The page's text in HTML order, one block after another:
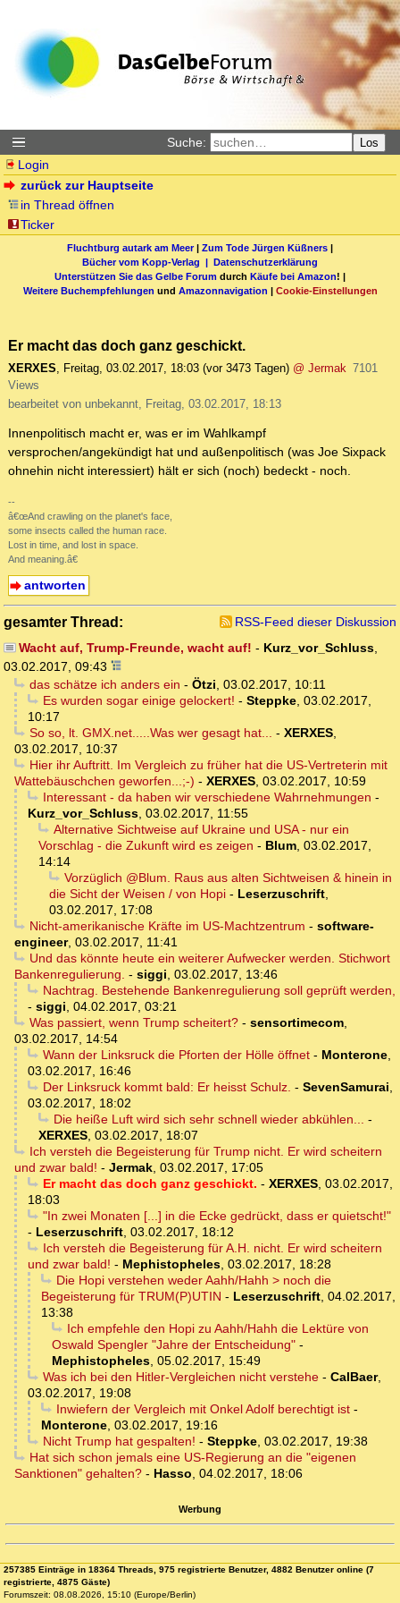
Suche: Los
Login
zurück zur Hauptseite
in Thread öffnen
Ticker
Fluchtburg autark am Meer| Zum Tode Jürgen Küßners |
Bücher vom Kopp-Verlag | Datenschutzerklärung
Unterstützen Sie das Gelbe Forum durch Käufe bei Amazon! |
Weitere Buchempfehlungen und Amazonnavigation | Cookie-Einstellungen
Er macht das doch ganz geschickt.
XERXES, Freitag, 03.02.2017, 18:03 (vor 3473 Tagen) @ Jermak 7101
Views
bearbeitet von unbekannt, Freitag, 03.02.2017, 18:13
Innenpolitisch macht er, was er im Wahlkampf
versprochen/angekündigt hat und außenpolitisch (was Joe Sixpack
ohnehin nicht interessiert) hält er sich (noch) bedeckt - noch.
--
â€œAnd crawling on the planet's face,
some insects called the human race.
Lost in time, and lost in space.
And meaning.â€
antworten
gesamter Thread:
RSS-Feed dieser Diskussion
Wacht auf, Trump-Freunde, wacht auf! - Kurz_vor_Schluss,
03.02.2017, 09:43
das schätze ich anders ein - Ötzi, 03.02.2017, 10:11
Es wurden sogar einige gelockert! - Steppke, 03.02.2017,
10:17
So so, lt. GMX.net.....Was wer gesagt hat... - XERXES,
03.02.2017, 10:37
Hier ihr Auftritt. Im Vergleich zu früher hat die US-Vertreterin mit
Wattebäuschchen geworfen...;-) - XERXES, 03.02.2017, 10:59
Interessant - da haben wir verschiedene Wahrnehmungen -
Kurz_vor_Schluss, 03.02.2017, 11:55
Alternative Sichtweise auf Ukraine und USA - nur ein
Vorschlag - die Zukunft wird es zeigen - Blum, 03.02.2017,
14:14
Vorzüglich @Blum. Raus aus alten Sichtweisen & hinein in
die Sicht der Weisen / von Hopi - Leserzuschrift,
03.02.2017, 17:08
Nicht-amerikanische Kräfte im US-Machtzentrum - software-
engineer, 03.02.2017, 11:41
Und das könnte heute ein weiterer Aufwecker werden. Stichwort
Bankenregulierung. - siggi, 03.02.2017, 13:46
Nachtrag. Bestehende Bankenregulierung soll geprüft werden,
- siggi, 04.02.2017, 03:21
Was passiert, wenn Trump scheitert?- sensortimecom,
03.02.2017, 14:54
Wann der Linksruck die Pforten der Hölle öffnet- Monterone,
03.02.2017, 16:46
Der Linksruck kommt bald: Er heisst Schulz. - SevenSamurai,
03.02.2017, 18:02
Die heiße Luft wird sich sehr schnell wieder abkühlen... -
XERXES, 03.02.2017, 18:07
Ich versteh die Begeisterung für Trump nicht. Er wird scheitern
und zwar bald! - Jermak, 03.02.2017, 17:05
Er macht das doch ganz geschickt. - XERXES, 03.02.2017,
18:03
"In zwei Monaten [...] in die Ecke gedrückt, dass er quietscht!"
- Leserzuschrift, 03.02.2017, 18:12
Ich versteh die Begeisterung für A.H. nicht. Er wird scheitern
und zwar bald! - Mephistopheles, 03.02.2017, 18:28
Die Hopi verstehen weder Aahh/Hahh > noch die
Begeisterung für TRUM(P)UTIN - Leserzuschrift, 04.02.2017,
13:38
Ich empfehle den Hopi zu Aahh/Hahh die Lektüre von
Oswald Spengler "Jahre der Entscheidung" -
Mephistopheles, 05.02.2017, 15:49
Was ich bei den Hitler-Vergleichen nicht verstehe- CalBaer,
03.02.2017, 19:08
Inwiefern der Vergleich mit Onkel Adolf berechtigt ist-
Monterone, 03.02.2017, 19:16
Nicht Trump hat gespalten! - Steppke, 03.02.2017, 19:38
Hat sich schon jemals eine US-Regierung an die "eigenen
Sanktionen" gehalten? - Hasso, 04.02.2017, 18:06
Werbung
257385 Einträge in 18364 Threads, 975 registrierte Benutzer, 4882 Benutzer online (7
registrierte, 4875 Gäste)
Forumszeit: 08.08.2026, 15:10 (Europe/Berlin)